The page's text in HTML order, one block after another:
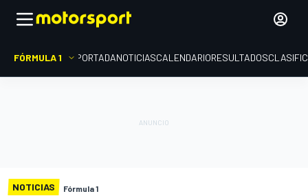
FÓRMULA 1 PORTADANOTICIASCALENDARIORESULTADOS
NOTICIAS Fórmula 1